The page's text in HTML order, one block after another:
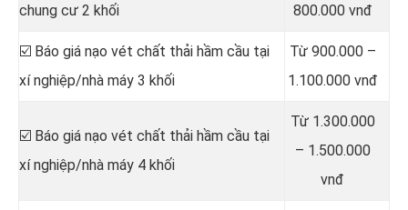
chung cư 2 khối
800.000 vnđ
☑️ Báo giá nạo vét chất thải hầm cầu tại
xí nghiệp/nhà máy 3 khối
Từ 900.000 –
1.100.000 vnđ
☑️ Báo giá nạo vét chất thải hầm cầu tại
xí nghiệp/nhà máy 4 khối
Từ 1.300.000
– 1.500.000
vnđ